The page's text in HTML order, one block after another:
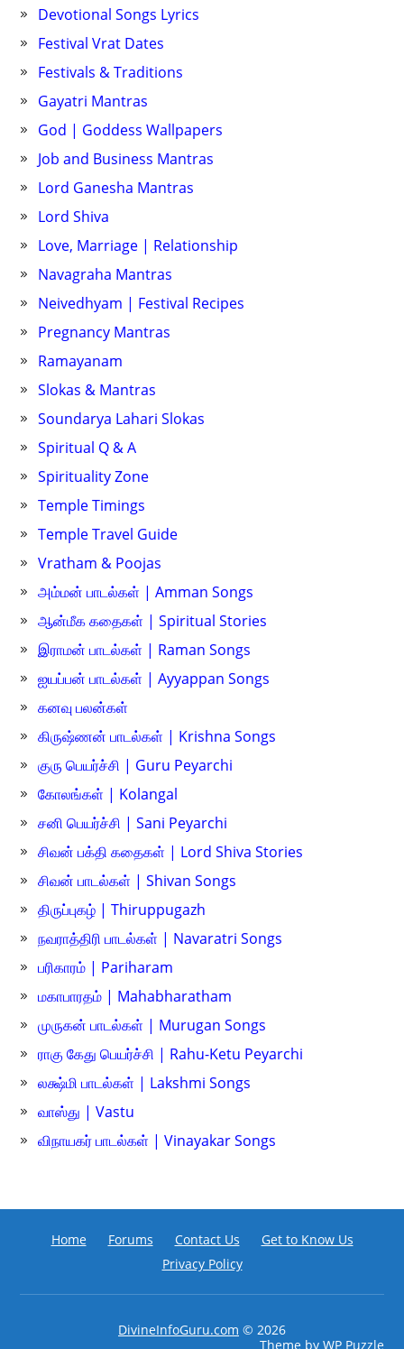
Devotional Songs Lyrics
Festival Vrat Dates
Festivals & Traditions
Gayatri Mantras
God | Goddess Wallpapers
Job and Business Mantras
Lord Ganesha Mantras
Lord Shiva
Love, Marriage | Relationship
Navagraha Mantras
Neivedhyam | Festival Recipes
Pregnancy Mantras
Ramayanam
Slokas & Mantras
Soundarya Lahari Slokas
Spiritual Q & A
Spirituality Zone
Temple Timings
Temple Travel Guide
Vratham & Poojas
அம்மன் பாடல்கள் | Amman Songs
ஆன்மீக கதைகள் | Spiritual Stories
இராமன் பாடல்கள் | Raman Songs
ஐயப்பன் பாடல்கள் | Ayyappan Songs
கனவு பலன்கள்
கிருஷ்ணன் பாடல்கள் | Krishna Songs
குரு பெயர்ச்சி | Guru Peyarchi
கோலங்கள் | Kolangal
சனி பெயர்ச்சி | Sani Peyarchi
சிவன் பக்தி கதைகள் | Lord Shiva Stories
சிவன் பாடல்கள் | Shivan Songs
திருப்புகழ் | Thiruppugazh
நவராத்திரி பாடல்கள் | Navaratri Songs
பரிகாரம் | Pariharam
மகாபாரதம் | Mahabharatham
முருகன் பாடல்கள் | Murugan Songs
ராகு கேது பெயர்ச்சி | Rahu-Ketu Peyarchi
லக்ஷ்மி பாடல்கள் | Lakshmi Songs
வாஸ்து | Vastu
விநாயகர் பாடல்கள் | Vinayakar Songs
Home Forums Contact Us
Get to Know Us
Privacy Policy
DivineInfoGuru.com © 2026
Theme by WP Puzzle